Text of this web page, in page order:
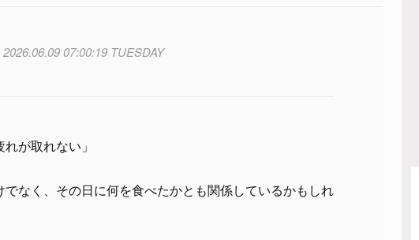
2026.06.09 07:00:19 TUESDAY
が取れない」
なく、その日に何を食べたかとも関係しているかもしれ